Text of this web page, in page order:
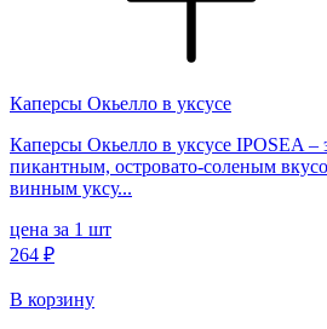
Каперсы Окьелло в уксусе
Каперсы Окьелло в уксусе IPOSEA –
пикантным, островато-соленым
винным уксу...
цена за 1 шт
264 ₽
В корзину